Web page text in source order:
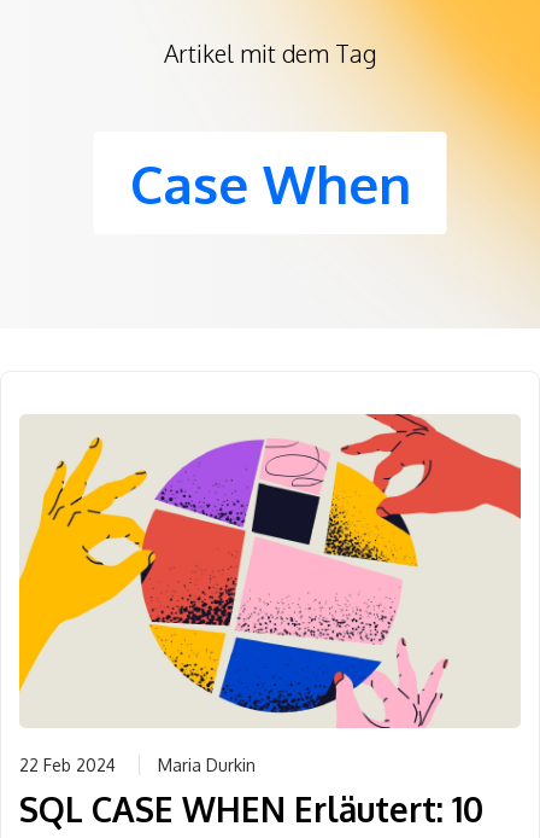
Artikel mit dem Tag
Case When
22 Feb 2024 Maria Durkin
SQL CASE WHEN Erläutert: 10